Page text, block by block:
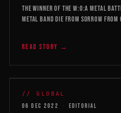
The winner of the W:O:A Metal
metal band Die From Sorrow from
READ STORY →
WMB 2026
// GLOBAL
06 DEC 2022 · EDITORIAL